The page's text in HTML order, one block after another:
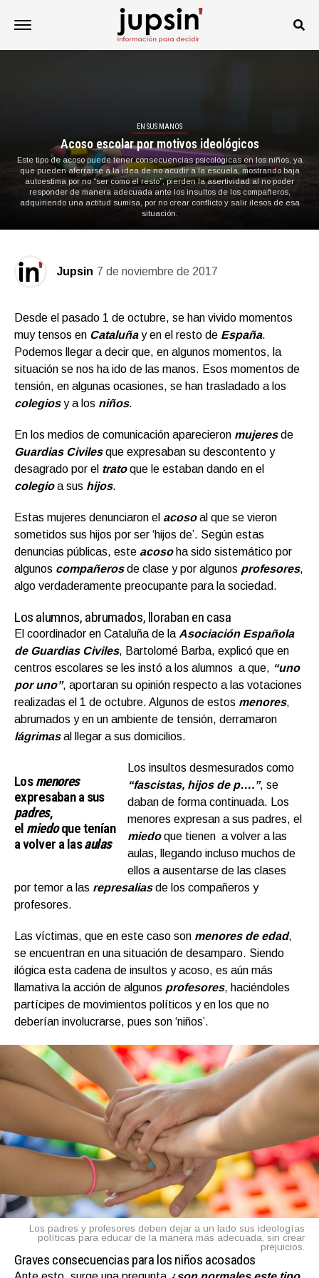
EN SUS MANOS
Acoso escolar por motivos ideológicos
Este tipo de acoso puede tener consecuencias psicológicas en los niños, ya
que pueden aferrarse a la idea de no acudir a la escuela, mostrando baja
autoestima por no “ser como el resto”, pierden la asertividad al no poder
responder de manera adecuada ante los insultos de los compañeros,
adquiriendo una actitud sumisa, por no crear conflicto y salir ilesos de esa
situación.
Jupsin 7 de noviembre de 2017
Desde el pasado 1 de octubre, se han vivido momentos
muy tensos en Cataluñay en el resto de España.
Podemos llegar a decir que, en algunos momentos, la
situación se nos ha ido de las manos. Esos momentos de
tensión, en algunas ocasiones, se han trasladado a los
colegiosy a los niños.
En los medios de comunicación aparecieron mujeresde
Guardias Civilesque expresaban su descontento y
desagrado por el tratoque le estaban dando en el
colegioa sus hijos.
Estas mujeres denunciaron el acosoal que se vieron
sometidos sus hijos por ser ‘hijos de’. Según estas
denuncias públicas, este acosoha sido sistemático por
algunos compañerosde clase y por algunos profesores,
algo verdaderamente preocupante para la sociedad.
Los alumnos, abrumados, lloraban en casa
El coordinador en Cataluña de la Asociación Española
de Guardias Civiles, Bartolomé Barba, explicó que en
centros escolares se les instó a los alumnos a que, “uno
por uno”, aportaran su opinión respecto a las votaciones
realizadas el 1 de octubre. Algunos de estos menores,
abrumados y en un ambiente de tensión, derramaron
lágrimasal llegar a sus domicilios.
Losmenores
expresaban a sus
padres,
el miedoque tenían
a volver a lasaulas
Los insultos desmesurados como
“fascistas, hijos de p….”, se
daban de forma continuada. Los
menores expresan a sus padres, el
miedoque tienen a volver a las
aulas, llegando incluso muchos de
ellos a ausentarse de las clases
por temor a las represaliasde los compañeros y
profesores.
Las víctimas, que en este caso son menores de edad,
se encuentran en una situación de desamparo. Siendo
ilógica esta cadena de insultos y acoso, es aún más
llamativa la acción de algunos profesores, haciéndoles
partícipes de movimientos políticos y en los que no
deberían involucrarse, pues son ‘niños’.
Los padres y profesores deben dejar a un lado sus ideologías
políticas para educar de la manera más adecuada, sin crear
prejuicios.
Graves consecuencias para los niños acosados